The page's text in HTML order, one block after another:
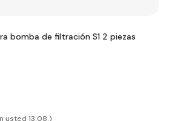
bomba de filtración S1 2 piezas
usted 13.08.)